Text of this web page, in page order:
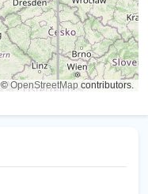
©OpenStreetMap contributors.